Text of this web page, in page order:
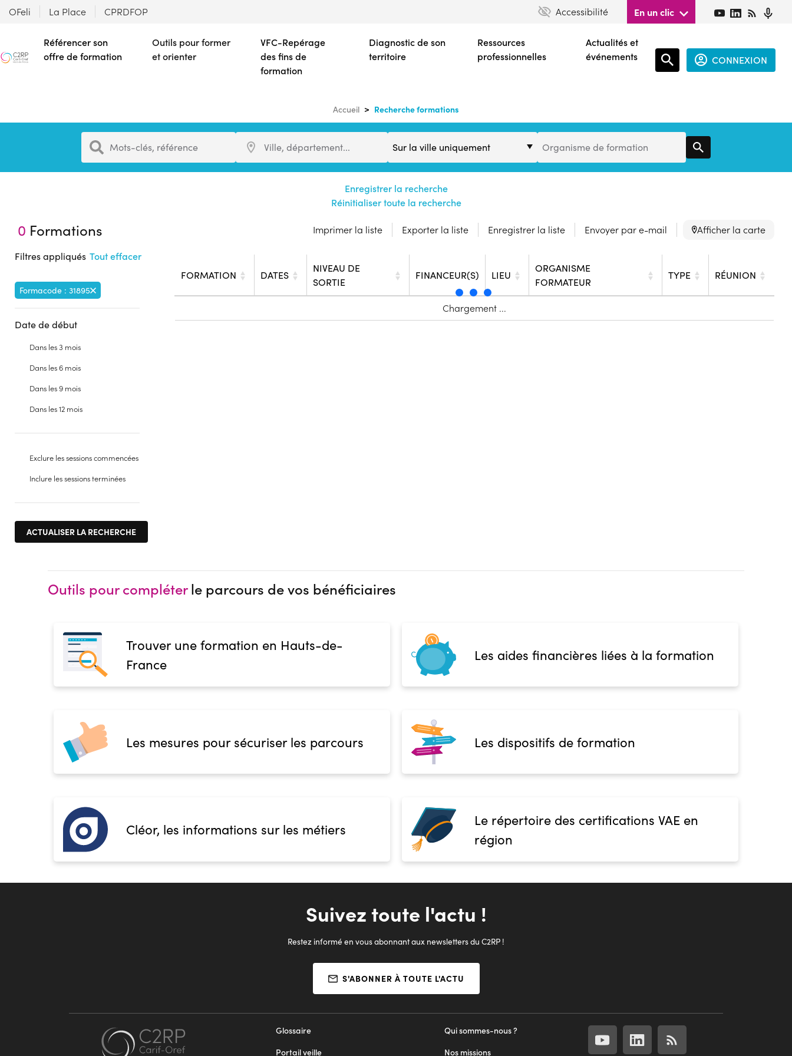
contenu
principal
OFeli La Place CPRDFOP Accessibilité En un clic
Référencer son
offre de formation
Outils pour former
et orienter
VFC-Repérage
des fins de
formation
Diagnostic de son
territoire
Ressources
professionnelles
Actualités et
événements
CONNEXION
Accueil Recherche formations
Formation
Mots-clés, référence
Ville
Ville, département...
de
Organisme de formation
Enregistrer la recherche
Réinitialiser toute la recherche
0 Formations Imprimer la liste Exporter la liste Enregistrer la liste Envoyer par e-mail Afficher la carte
Filtres appliqués Tout effacer
Formacode : 31895
Date de début
Dans les 3 mois
Dans les 6 mois
Dans les 9 mois
Dans les 12 mois
Exclure les sessions commencées
Inclure les sessions terminées
FORMATION DATES
NIVEAU DE
SORTIE
FINANCEUR(S) LIEU
ORGANISME
FORMATEUR
TYPE RÉUNION
Chargement ...
Outils pour compléterle parcours de vos bénéficiaires
Trouver une formation en Hauts-de-
France
Les aides financières liées à la formation
Les mesures pour sécuriser les parcours Les dispositifs de formation
Cléor, les informations sur les métiers
Le répertoire des certifications VAE en
région
Suivez toute l'actu !
Restez informé en vous abonnant aux newsletters du C2RP !
S'ABONNER À TOUTE L'ACTU
Qui sommes-nous ?
Nos missions
Glossaire
Portail veille